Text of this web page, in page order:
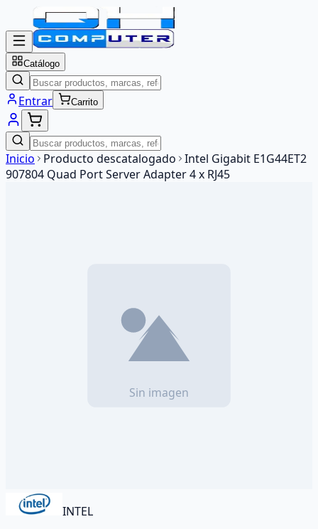
Catálogo
Entrar Carrito
Inicio Producto descatalogado Intel Gigabit E1G44ET2
907804 Quad Port Server Adapter 4 x RJ45
INTEL